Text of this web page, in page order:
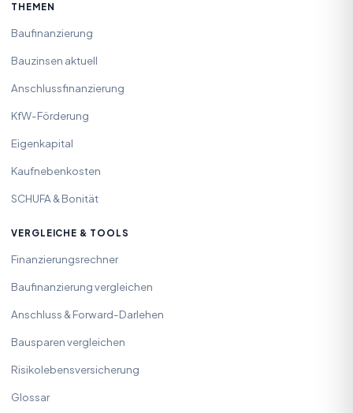
THEMEN
Baufinanzierung
Bauzinsen aktuell
Anschlussfinanzierung
KfW-Förderung
Eigenkapital
Kaufnebenkosten
SCHUFA & Bonität
VERGLEICHE & TOOLS
Finanzierungsrechner
Baufinanzierung vergleichen
Anschluss & Forward-Darlehen
Bausparen vergleichen
Risikolebensversicherung
Glossar